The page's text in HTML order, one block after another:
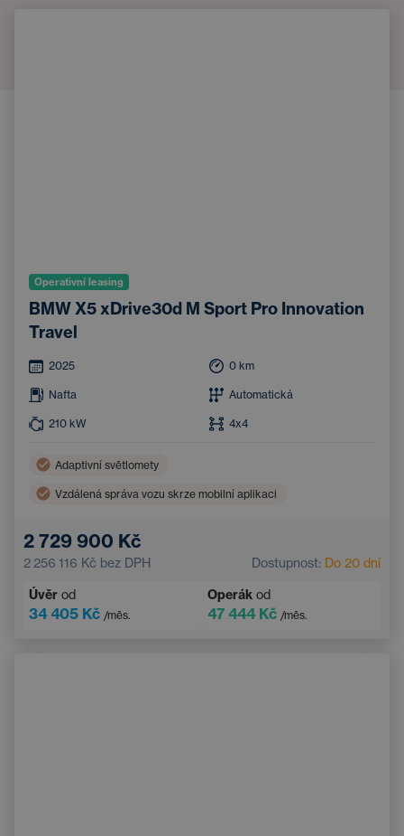
Operativní leasing
BMW X5 xDrive30d M Sport Pro Innovation
Travel
2025 0 km
Nafta Automatická
210 kW 4x4
Adaptivní světlomety
Vzdálená správa vozu skrze mobilní aplikaci
LED světlomety
Automatická dálková světla Sportovní volant
2 729 900 Kč
2 256 116 Kč bez DPH Dostupnost: Do 20 dní
Úvěr od
34 405 Kč /měs.
Operák od
47 444 Kč /měs.